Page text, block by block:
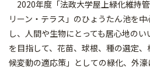
2020年度「法政大学屋上緑化維持
リーン・テラス」のひょうたん池を
し、人間や生物にとっても居心地のい
を目指して、花苗、球根、種の選定
候変動の適応策」としての緑化、外